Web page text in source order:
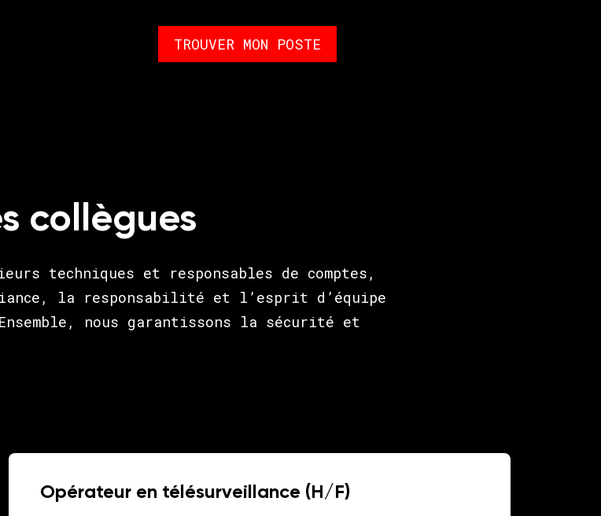
TROUVER MON POSTE
collègues
techniques et responsables de comptes,
la responsabilité et l’esprit d’équipe
nous garantissons la sécurité et
Opérateur en télésurveillance (H/F)